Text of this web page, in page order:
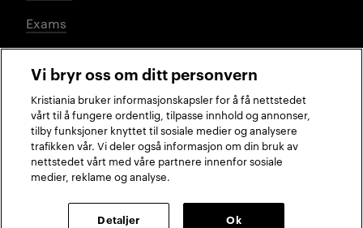
Exams
Social media
FacebookInstagramLinkedInTikTok
2026 © Kristiania University of Applied Sciences
Vi bryr oss om ditt personvern
Kristiania bruker informasjonskapsler for å få nettstedet
vårt til å fungere ordentlig, tilpasse innhold og annonser,
tilby funksjoner knyttet til sosiale medier og analysere
trafikken vår. Vi deler også informasjon om din bruk av
nettstedet vårt med våre partnere innenfor sosiale
medier, reklame og analyse.
Detaljer Ok